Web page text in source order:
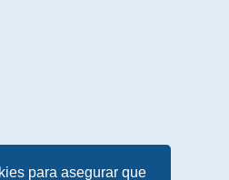
para asegurar que